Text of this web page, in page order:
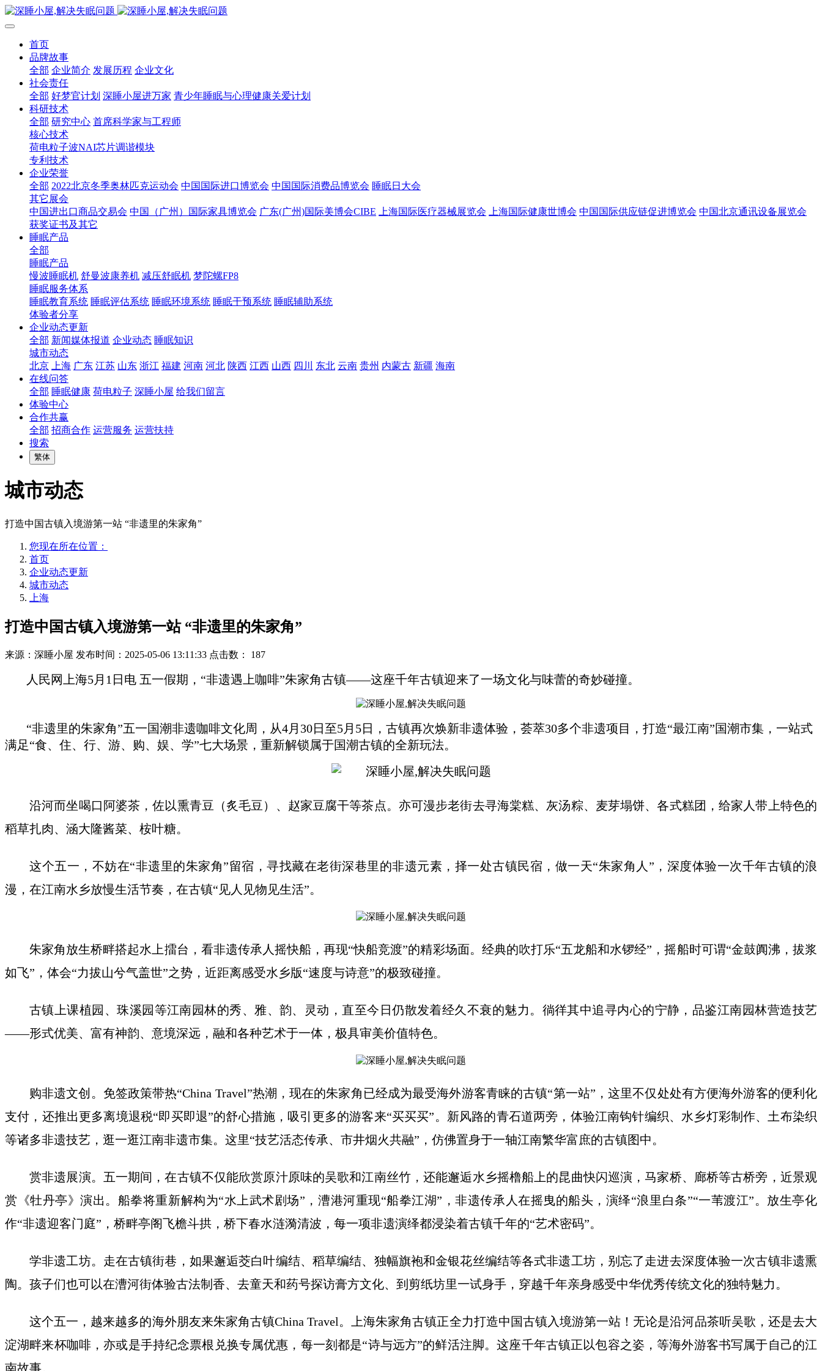
首页
品牌故事
全部 企业简介 发展历程 企业文化
社会责任
全部 好梦官计划 深睡小屋进万家 青少年睡眠与心理健康关爱计划
科研技术
全部 研究中心 首席科学家与工程师
核心技术
荷电粒子波NAI芯片调谐模块
专利技术
企业荣誉
全部 2022北京冬季奥林匹克运动会 中国国际进口博览会 中国国际消费品博览会 睡眠日大会
其它展会
中国进出口商品交易会 中国（广州）国际家具博览会 广东(广州)国际美博会CIBE 上海国际医疗器械展览会 上海国际健康世博会 中国国际供应链促进博览会 中国北京通讯设备展览会
获奖证书及其它
睡眠产品
全部
睡眠产品
慢波睡眠机 舒曼波康养机 减压舒眠机 梦陀螺FP8
睡眠服务体系
睡眠教育系统 睡眠评估系统 睡眠环境系统 睡眠干预系统 睡眠辅助系统
体验者分享
企业动态更新
全部 新闻媒体报道 企业动态 睡眠知识
城市动态
北京
上海 广东 江苏 山东 浙江 福建 河南 河北 陕西 江西 山西 四川 东北 云南 贵州 内蒙古 新疆 海南
在线问答
全部 睡眠健康 荷电粒子 深睡小屋 给我们留言
体验中心
合作共赢
全部 招商合作 运营服务 运营扶持
搜索
繁体
城市动态
打造中国古镇入境游第一站 “非遗里的朱家角”
您现在所在位置：
首页
企业动态更新
城市动态
上海
打造中国古镇入境游第一站 “非遗里的朱家角”
来源：深睡小屋 发布时间：2025-05-06 13:11:33 点击数： 187
人民网上海5月1日电 五一假期，“非遗遇上咖啡”朱家角古镇——这座千年古镇迎来了一场文化与味蕾的奇妙碰撞。
“非遗里的朱家角”五一国潮非遗咖啡文化周，从4月30日至5月5日，古镇再次焕新非遗体验，荟萃30多个非遗项目，打造“最江南”国潮市集，一站式
满足“食、住、行、游、购、娱、学”七大场景，重新解锁属于国潮古镇的全新玩法。
沿河而坐喝口阿婆茶，佐以熏青豆（炙毛豆）、赵家豆腐干等茶点。亦可漫步老街去寻海棠糕、灰汤粽、麦芽塌饼、各式糕团，给家人带上特色的
稻草扎肉、涵大隆酱菜、桉叶糖。
这个五一，不妨在“非遗里的朱家角”留宿，寻找藏在老街深巷里的非遗元素，择一处古镇民宿，做一天“朱家角人”，深度体验一次千年古镇的浪
漫，在江南水乡放慢生活节奏，在古镇“见人见物见生活”。
朱家角放生桥畔搭起水上擂台，看非遗传承人摇快船，再现“快船竞渡”的精彩场面。经典的吹打乐“五龙船和水锣经”，摇船时可谓“金鼓阗沸，拔浆
如飞”，体会“力拔山兮气盖世”之势，近距离感受水乡版“速度与诗意”的极致碰撞。
古镇上课植园、珠溪园等江南园林的秀、雅、韵、灵动，直至今日仍散发着经久不衰的魅力。徜徉其中追寻内心的宁静，品鉴江南园林营造技艺
——形式优美、富有神韵、意境深远，融和各种艺术于一体，极具审美价值特色。
购非遗文创。免签政策带热“China Travel”热潮，现在的朱家角已经成为最受海外游客青睐的古镇“第一站”，这里不仅处处有方便海外游客的便利化
支付，还推出更多离境退税“即买即退”的舒心措施，吸引更多的游客来“买买买”。新风路的青石道两旁，体验江南钩针编织、水乡灯彩制作、土布染织
等诸多非遗技艺，逛一逛江南非遗市集。这里“技艺活态传承、市井烟火共融”，仿佛置身于一轴江南繁华富庶的古镇图中。
赏非遗展演。五一期间，在古镇不仅能欣赏原汁原味的吴歌和江南丝竹，还能邂逅水乡摇橹船上的昆曲快闪巡演，马家桥、廊桥等古桥旁，近景观
赏《牡丹亭》演出。船拳将重新解构为“水上武术剧场”，漕港河重现“船拳江湖”，非遗传承人在摇曳的船头，演绎“浪里白条”“一苇渡江”。放生亭化
作“非遗迎客门庭”，桥畔亭阁飞檐斗拱，桥下春水涟漪清波，每一项非遗演绎都浸染着古镇千年的“艺术密码”。
学非遗工坊。走在古镇街巷，如果邂逅茭白叶编结、稻草编结、独幅旗袍和金银花丝编结等各式非遗工坊，别忘了走进去深度体验一次古镇非遗熏
陶。孩子们也可以在漕河街体验古法制香、去童天和药号探访膏方文化、到剪纸坊里一试身手，穿越千年亲身感受中华优秀传统文化的独特魅力。
这个五一，越来越多的海外朋友来朱家角古镇China Travel。上海朱家角古镇正全力打造中国古镇入境游第一站！无论是沿河品茶听吴歌，还是去大
淀湖畔来杯咖啡，亦或是手持纪念票根兑换专属优惠，每一刻都是“诗与远方”的鲜活注脚。这座千年古镇正以包容之姿，等海外游客书写属于自己的江
南故事。